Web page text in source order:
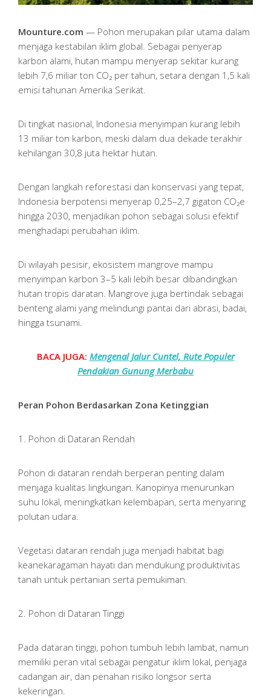
Mounture.com — Pohon merupakan pilar utama dalam
menjaga kestabilan iklim global. Sebagai penyerap
karbon alami, hutan mampu menyerap sekitar kurang
lebih 7,6 miliar ton CO₂ per tahun, setara dengan 1,5 kali
emisi tahunan Amerika Serikat.
Di tingkat nasional, Indonesia menyimpan kurang lebih
13 miliar ton karbon, meski dalam dua dekade terakhir
kehilangan 30,8 juta hektar hutan.
Dengan langkah reforestasi dan konservasi yang tepat,
Indonesia berpotensi menyerap 0,25–2,7 gigaton CO₂e
hingga 2030, menjadikan pohon sebagai solusi efektif
menghadapi perubahan iklim.
Di wilayah pesisir, ekosistem mangrove mampu
menyimpan karbon 3–5 kali lebih besar dibandingkan
hutan tropis daratan. Mangrove juga bertindak sebagai
benteng alami yang melindungi pantai dari abrasi, badai,
hingga tsunami.
BACA JUGA: Mengenal Jalur Cuntel, Rute Populer
Pendakian Gunung Merbabu
Peran Pohon Berdasarkan Zona Ketinggian
1. Pohon di Dataran Rendah
Pohon di dataran rendah berperan penting dalam
menjaga kualitas lingkungan. Kanopinya menurunkan
suhu lokal, meningkatkan kelembapan, serta menyaring
polutan udara.
Vegetasi dataran rendah juga menjadi habitat bagi
keanekaragaman hayati dan mendukung produktivitas
tanah untuk pertanian serta pemukiman.
2. Pohon di Dataran Tinggi
Pada dataran tinggi, pohon tumbuh lebih lambat, namun
memiliki peran vital sebagai pengatur iklim lokal, penjaga
cadangan air, dan penahan risiko longsor serta
kekeringan.